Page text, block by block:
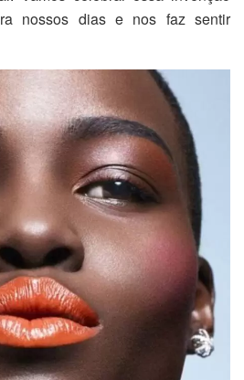
nossos dias e nos faz sentir